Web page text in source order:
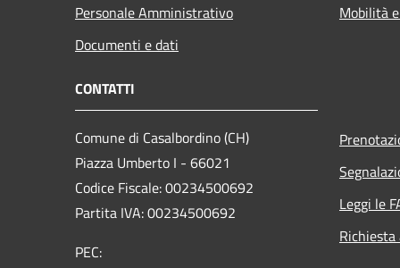
Personale Amministrativo
Documenti e dati
Mobilità
CONTATTI
Comune di Casalbordino (CH)
Piazza Umberto I - 66021
Codice Fiscale: 00234500692
Partita IVA: 00234500692
PEC:
Leggi le